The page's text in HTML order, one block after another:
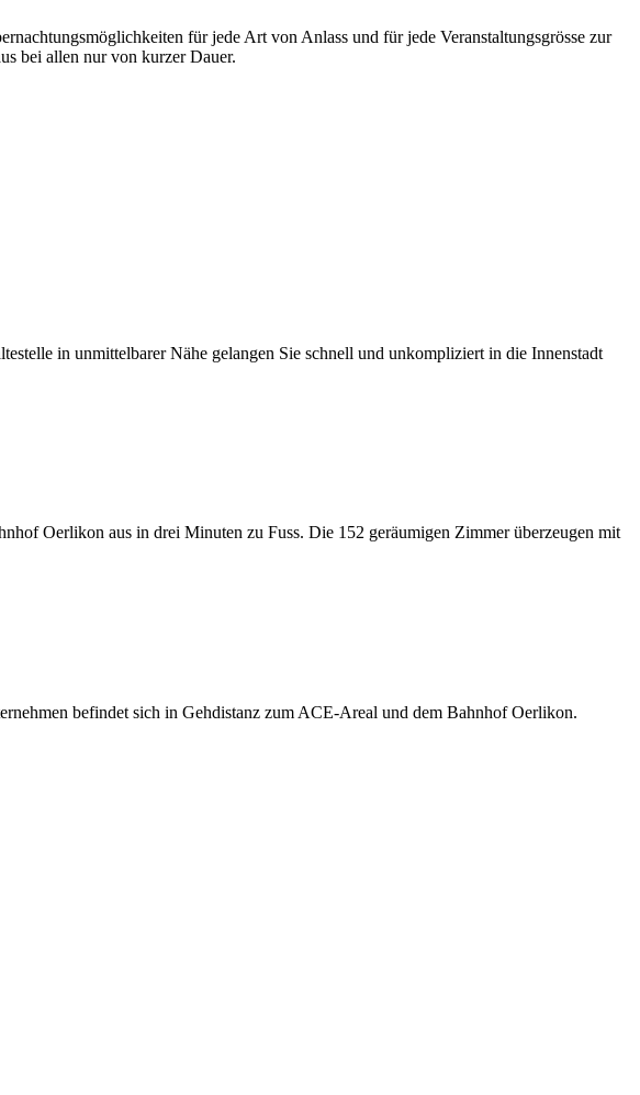
für jede Art von Anlass und für jede Veranstaltungsgrösse zur
bei allen nur von kurzer Dauer.
in unmittelbarer Nähe gelangen Sie schnell und unkompliziert in die Innenstadt
Oerlikon aus in drei Minuten zu Fuss. Die 152 geräumigen Zimmer überzeugen mit
befindet sich in Gehdistanz zum ACE-Areal und dem Bahnhof Oerlikon.